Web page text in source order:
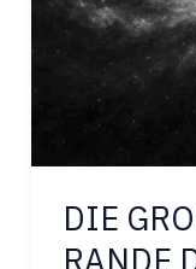
DIE
RANDE